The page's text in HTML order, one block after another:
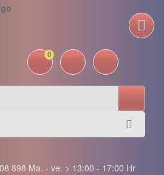
0
898 Ma. - ve. > 13:00 - 17:00 Hr